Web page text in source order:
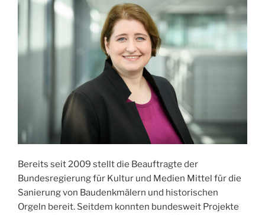
Bereits seit 2009 stellt die Beauftragte der
Bundesregierung für Kultur und Medien Mittel für die
Sanierung von Baudenkmälern und historischen
Orgeln bereit. Seitdem konnten bundesweit Projekte